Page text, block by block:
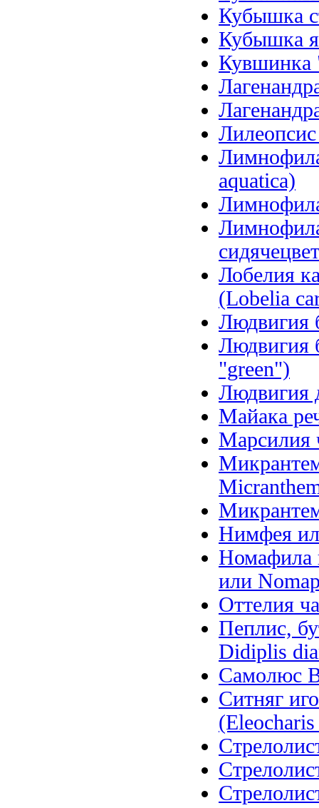
Кубышка
Кубышка
Кувшинка
aquatica)
Лобелия
(Lobelia
Людвигия
Людвигия
"green")
Людвигия
Майака
Марсилия
Нимфея
Номафила
или
Оттелия
Пеплис,
Didiplis
Самолюс
Ситняг